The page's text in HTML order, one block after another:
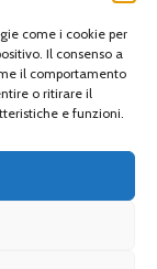
come i cookie per
Il consenso a
il comportamento
o ritirare il
e funzioni.